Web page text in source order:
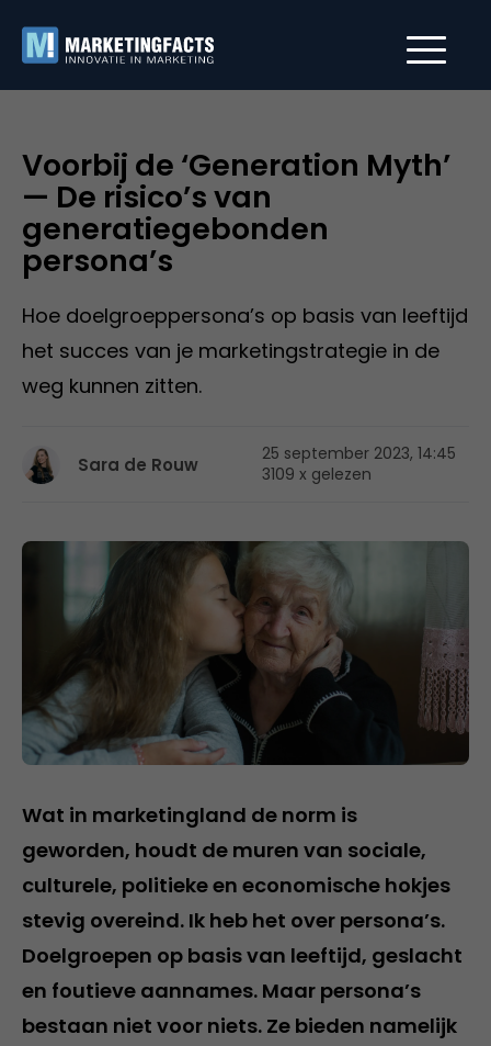
Voorbij de ‘Generation Myth’
— De risico’s van
generatiegebonden
persona’s
Hoe doelgroeppersona’s op basis van leeftijd
het succes van je marketingstrategie in de
weg kunnen zitten.
Sara de Rouw
25 september 2023, 14:45
3109 x gelezen
Wat in marketingland de norm is
geworden, houdt de muren van sociale,
culturele, politieke en economische hokjes
stevig overeind. Ik heb het over persona’s.
Doelgroepen op basis van leeftijd, geslacht
en foutieve aannames. Maar persona’s
bestaan niet voor niets. Ze bieden namelijk